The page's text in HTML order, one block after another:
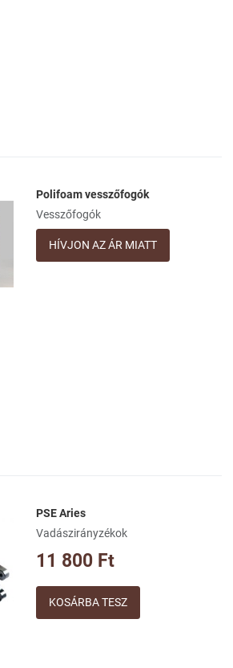
Kívánságlistához adom
Összehasonlításhoz adom
Polifoam vesszőfogók
Vesszőfogók
HÍVJON AZ ÁR MIATT
Kívánságlistához adom
Összehasonlításhoz adom
Gyorsnézet
PSE Aries
Vadászirányzékok
11 800 Ft
Mennyiség